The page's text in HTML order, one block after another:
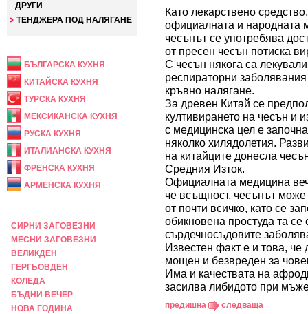
ДРУГИ
ТЕНДЖЕРА ПОД НАЛЯГАНЕ
БЪЛГАРСКА КУХНЯ
КИТАЙСКА КУХНЯ
ТУРСКА КУХНЯ
МЕКСИКАНСКА КУХНЯ
РУСКА КУХНЯ
ИТАЛИАНСКА КУХНЯ
ФРЕНСКА КУХНЯ
АРМЕНСКА КУХНЯ
СИРНИ ЗАГОВЕЗНИ
МЕСНИ ЗАГОВЕЗНИ
ВЕЛИКДЕН
ГЕРГЬОВДЕН
КОЛЕДА
БЪДНИ ВЕЧЕР
НОВА ГОДИНА
Като лекарствено
официалната и народната
чесънът се употребява
от пресен чесън потиска
С чесън някога са
респираторни
кръвно налягане.
За древен Китай се
култивирането на чесън и
с медицинска цел е
няколко хилядолетия.
на китайците донесла
Средния Изток.
Официалната медицина
че всъщност, чесънът
от почти всичко, като се
обикновена простуда та се
сърдечносъдовите
Известен факт е и това, че
мощен и безвреден за
Има и качествата на
засилва либидото при
предишна следваща